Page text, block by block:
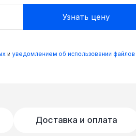
и уведомлением об использовании файлов
Доставка и оплата